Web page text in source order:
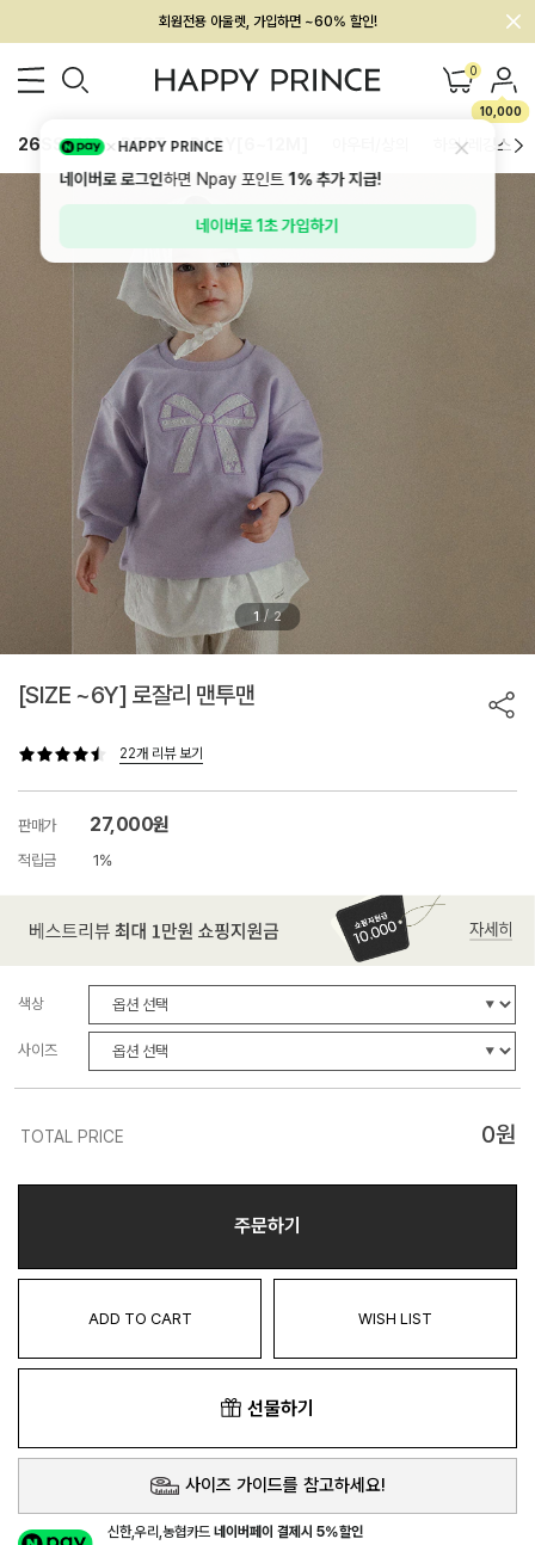
회원전용 아울렛, 가입하면 ~60% 할인!
멤버십 최대 28,000원 혜택 0
10,000
26SS 신상 BEST BABY[6~12M] 하의/레깅스
1 / 2
[SIZE ~6Y] 로잘리 맨투맨
22개 리뷰 보기
판매가 27,000원
적립금 1%
색상
사이즈
TOTAL PRICE 0원
주문하기
ADD TO CART WISH LIST
선물하기
사이즈 가이드를 참고하세요!
신한,우리,농협카드네이버페이 결제시 5%할인
HAPPY PRINCE
네이버로 로그인하면 Npay 포인트1%추가 지급!
네이버로 1초 가입하기